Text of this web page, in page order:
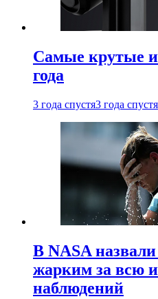
Самые крутые
года
3 года спустя3 года спустя
В NASA
жарким за всю
наблюдений